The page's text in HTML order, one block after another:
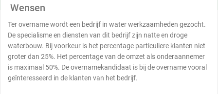
Wensen
Ter overname wordt een bedrijf in water werkzaamheden gezocht.
De specialisme en diensten van dit bedrijf zijn natte en droge
waterbouw. Bij voorkeur is het percentage particuliere klanten niet
groter dan 25%. Het percentage van de omzet als onderaannemer
is maximaal 50%. De overnamekandidaat is bij de overname vooral
geïnteresseerd in de klanten van het bedrijf.